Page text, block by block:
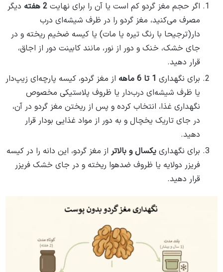
اگر حجم مغز گردو کم است یا آن را برای نهایت
دیگر
مصرف می‌کنید، مغز گردو را در ظرف شیشه‌ای درب
دار(ترجیحا با رنگ تیره یا مات) یا کیسه ضخیم ریخته و در
جای خشک، خنک و دور از نور، مانند کابینت دور از اجاق،
قرار دهید.
برای نگهداری 1 تا 6 ماهه
از مغز گردو، کیسه پارچه‌ای زیپ‌دار
یا ظرف شیشه‌ای درب‌دار یا ظروف پلاستیکی مخصوص
نگهداری غذا، انتخاب کرده و پس از ریختن مغز گردو در آن،
در جای تاریک یخچال و به دور از مواد غذایی بودار قرار
دهید.
برای نگهداری یکسال و بالاتر از مغز گردو، این دانه را در کیسه
فریزر دولایه یا ظروف ضدهوا ریخته و در جای خشک فریزر
قرار دهید.